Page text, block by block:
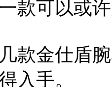
款可以或
款金仕盾
入手。